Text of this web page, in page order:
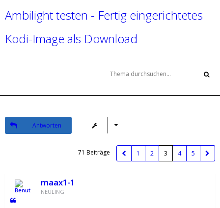
Ambilight testen - Fertig eingerichtetes
Kodi-Image als Download
Antworten
71 Beiträge 1 2 3 4 5
maax1-1
NEULING